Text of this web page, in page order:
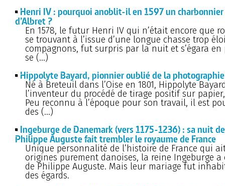
Henri IV : pourquoi anoblit-il en 1597 un
d’Albret ?
En 1578, le futur Henri IV qui n’était encore que
se trouvant à l’issue d’une longue chasse trop
compagnons, fut surpris par la nuit et s’égara en
se (…)
Hippolyte Bayard, pionnier oublié de la photographie
Né à Breteuil dans l’Oise en 1801, Hippolyte
l’inventeur du procédé de tirage positif sur
Peu reconnu à l’époque pour son travail, il est
des (…)
Ingeburge de Danemark (vers 1175-1236) : sa nuit
Philippe Auguste fait trembler le royaume de France
Unique personnalité de l’histoire de France qui
origines purement danoises, la reine Ingeburge a
de Philippe Auguste. Mais leur mariage fut
des égards.